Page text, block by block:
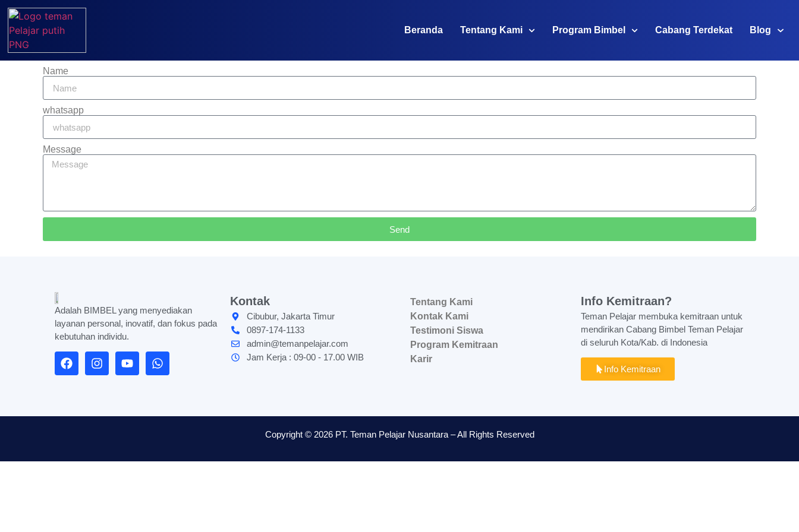
Beranda Tentang Kami Program Bimbel Cabang Terdekat Blog
Name
whatsapp
Message
Send
Adalah BIMBEL yang menyediakan
layanan personal, inovatif, dan fokus pada
kebutuhan individu.
Kontak
Cibubur, Jakarta Timur
0897-174-1133
admin@temanpelajar.com
Jam Kerja : 09-00 - 17.00 WIB
Tentang Kami
Kontak Kami
Testimoni Siswa
Program Kemitraan
Karir
Info Kemitraan?
Teman Pelajar membuka kemitraan untuk
mendirikan Cabang Bimbel Teman Pelajar
di seluruh Kota/Kab. di Indonesia
Info Kemitraan
Copyright © 2026 PT. Teman Pelajar Nusantara – All Rights Reserved